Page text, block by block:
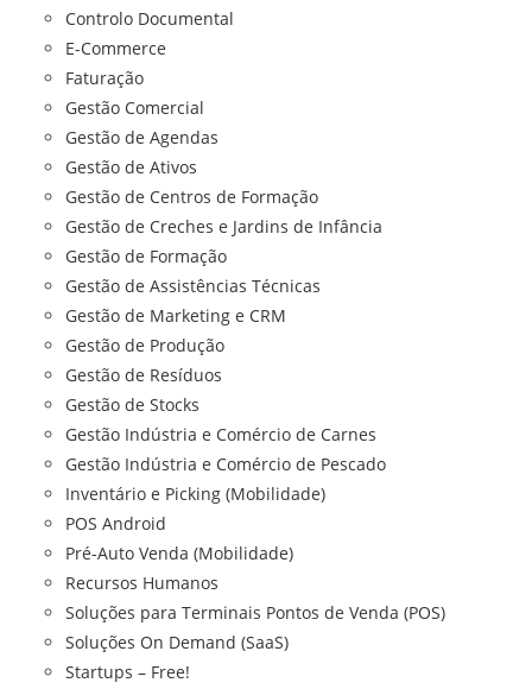
Controlo Documental
E-Commerce
Faturação
Gestão Comercial
Gestão de Agendas
Gestão de Ativos
Gestão de Centros de Formação
Gestão de Creches e Jardins de Infância
Gestão de Formação
Gestão de Assistências Técnicas
Gestão de Marketing e CRM
Gestão de Produção
Gestão de Resíduos
Gestão de Stocks
Gestão Indústria e Comércio de Carnes
Gestão Indústria e Comércio de Pescado
Inventário e Picking (Mobilidade)
POS Android
Pré-Auto Venda (Mobilidade)
Recursos Humanos
Soluções para Terminais Pontos de Venda (POS)
Soluções On Demand (SaaS)
Startups – Free!